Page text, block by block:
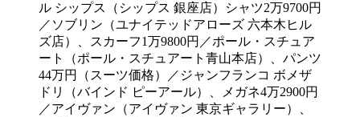
ル シップス（シップス 銀座店）シャツ2万9700円
／ソブリン（ユナイテッドアローズ 六本木ヒル
ズ店）、スカーフ1万9800円／ポール・スチュア
ート（ポール・スチュアート青山本店）、パンツ
44万円（スーツ価格）／ジャンフランコ ボメザ
ドリ（バインド ピーアール）、メガネ4万2900円
／アイヴァン（アイヴァン 東京ギャラリー）、